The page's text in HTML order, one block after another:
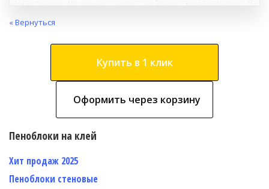
« Вернуться
Купить в 1 клик
Оформить через корзину
Пеноблоки на клей
Хит продаж 2025
Пеноблоки стеновые